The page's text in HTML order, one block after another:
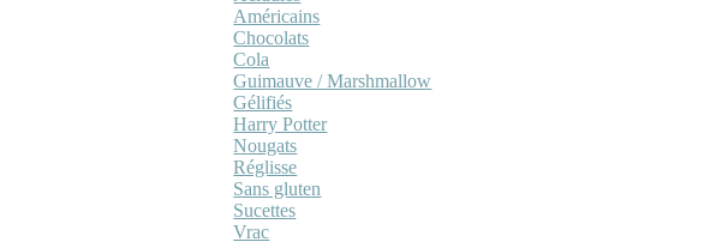
Américains
Chocolats
Cola
Guimauve / Marshmallow
Gélifiés
Harry Potter
Nougats
Réglisse
Sans gluten
Sucettes
Vrac